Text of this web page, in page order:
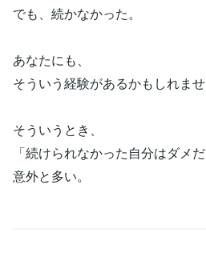
でも、続かなかった。
あなたにも、
そういう経験があるかもしれませ
そういうとき、
「続けられなかった自分はダメ
意外と多い。